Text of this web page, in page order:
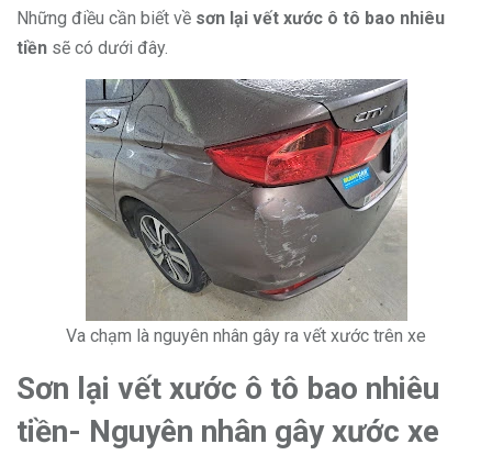
Những điều cần biết về sơn lại vết xước ô tô bao nhiêu
tiền sẽ có dưới đây.
Va chạm là nguyên nhân gây ra vết xước trên xe
Sơn lại vết xước ô tô bao nhiêu
tiền- Nguyên nhân gây xước xe